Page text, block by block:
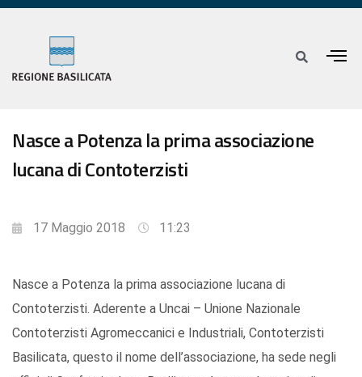
Nasce a Potenza la prima associazione
lucana di Contoterzisti
17 Maggio 2018 11:23
Nasce a Potenza la prima associazione lucana di
Contoterzisti. Aderente a Uncai – Unione Nazionale
Contoterzisti Agromeccanici e Industriali, Contoterzisti
Basilicata, questo il nome dell’associazione, ha sede negli